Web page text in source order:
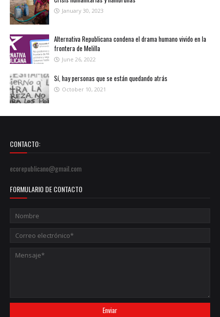
January 30, 2023
Alternativa Republicana condena el drama humano vivido en la
frontera de Melilla
June 26, 2022
Sí, hay personas que se están quedando atrás
October 10, 2021
CONTACTO:
ecorepublicano@gmail.com
FORMULARIO DE CONTACTO